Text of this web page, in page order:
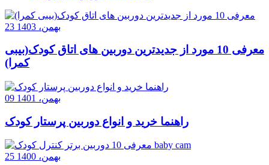
23 بهمن، 1403
معرفی 10 مورد از جدیدترین دوربین های اتاق کودک(بیبی
کمرا)
09 بهمن، 1401
راهنما خرید و انواع دوربین پرستار کودک
25 بهمن، 1400